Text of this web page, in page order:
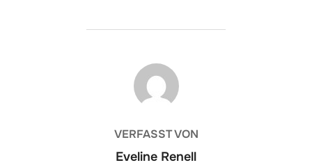
BEITRAGSAUTOR
VERFASST VON
Eveline Renell